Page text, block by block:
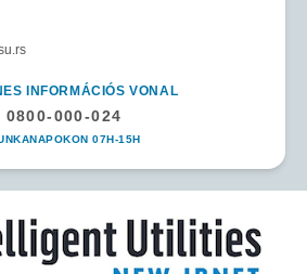
INFORMÁCIÓS VONAL
0800-000-024
07H-15H